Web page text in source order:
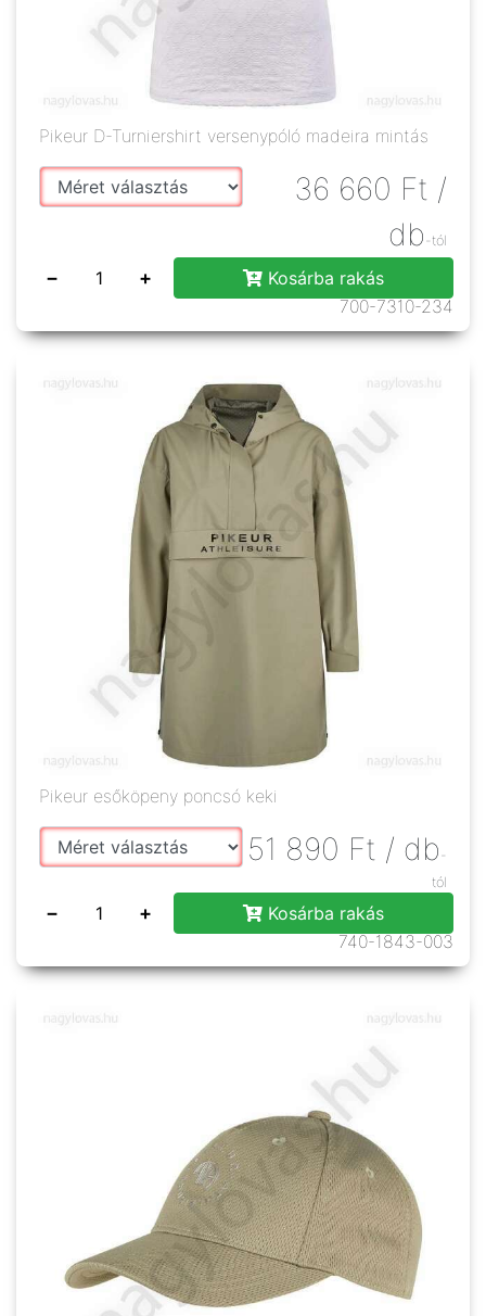
Pikeur D-Turniershirt versenypóló madeira mintás
36 660 Ft /
db -tól
− +
Kosárba rakás
700-7310-234
Pikeur esőköpeny poncsó keki
51 890 Ft / db -
tól
− +
Kosárba rakás
740-1843-003